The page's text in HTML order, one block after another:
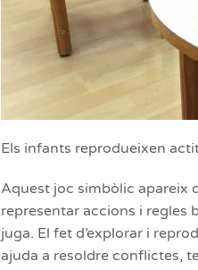
Els infants reprodueixen
Aquest joc simbòlic apareix
representar accions i regles
juga. El fet d’explorar i
ajuda a resoldre conflictes,